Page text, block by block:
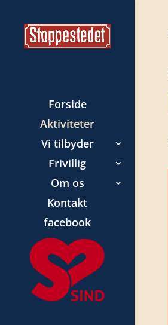
Forside
Aktiviteter
Vi tilbyder
Frivillig
Om os
Kontakt
facebook